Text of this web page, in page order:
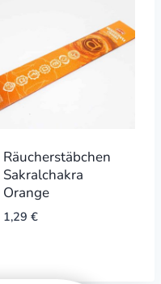
Räucherstäbchen
Sakralchakra
Orange
1,29 €